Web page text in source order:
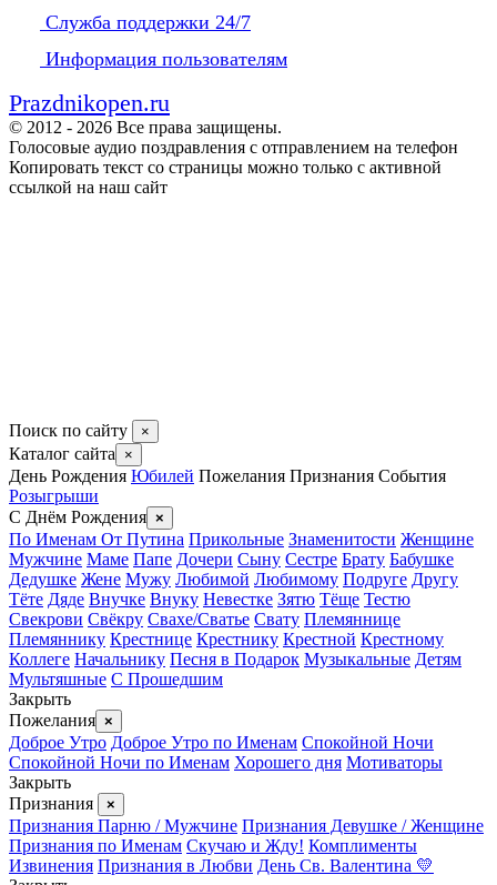
Служба поддержки 24/7
Информация пользователям
Prazdnikopen.ru
© 2012 - 2026 Все права защищены.
Голосовые аудио поздравления с отправлением на телефон
Копировать текст со страницы можно только с активной
ссылкой на наш сайт
Поиск по сайту ×
Каталог сайта ×
День Рождения Юбилей Пожелания Признания События
Розыгрыши
С Днём Рождения ×
По Именам От Путина Прикольные Знаменитости Женщине
Мужчине Маме Папе Дочери Сыну Сестре Брату Бабушке
Дедушке Жене Мужу Любимой Любимому Подруге Другу
Тёте Дяде Внучке Внуку Невестке Зятю Тёще Тестю
Свекрови Свёкру Свахе/Сватье Свату Племяннице
Племяннику Крестнице Крестнику Крестной Крестному
Коллеге Начальнику Песня в Подарок Музыкальные Детям
Мультяшные С Прошедшим
Закрыть
Пожелания ×
Доброе Утро Доброе Утро по Именам Спокойной Ночи
Спокойной Ночи по Именам Хорошего дня Мотиваторы
Закрыть
Признания
×
Признания Парню / Мужчине Признания Девушке / Женщине
Признания по Именам Скучаю и Жду! Комплименты
Извинения Признания в Любви День Св. Валентина 💛